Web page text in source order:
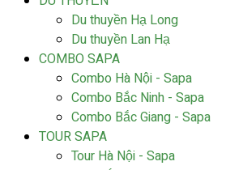
Du thuyền Hạ Long
Du thuyền Lan Hạ
COMBO SAPA
Combo Hà Nội - Sapa
Combo Bắc Ninh - Sapa
Combo Bắc Giang - Sapa
TOUR SAPA
Tour Hà Nội - Sapa